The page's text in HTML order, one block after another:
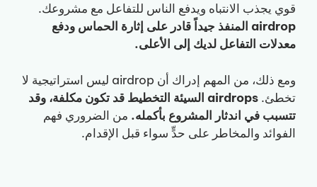
قوي يجذب الانتباه ويدفع الناس للتفاعل مع مشروعك.
airdrop المنفذ جيداً قادر على إثارة الحماس ودفع
معدلات التفاعل لديك إلى الأعلى.
ومع ذلك، من المهم إدراك أن airdrop ليس استراتيجية لا
تخطئ.
airdrops السيئة التخطيط قد تكون مكلفة، وقد
تتسبب في اندثار المشروع بأكمله. من الضروري فهم
الفوائد والمخاطر على حدٍّ سواء قبل الإقدام.